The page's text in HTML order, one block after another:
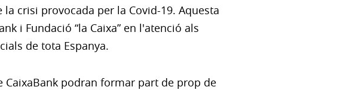
crisi provocada per la Covid-19. Aquesta
i Fundació “la Caixa” en l'atenció als
de tota Espanya.
CaixaBank podran formar part de prop de